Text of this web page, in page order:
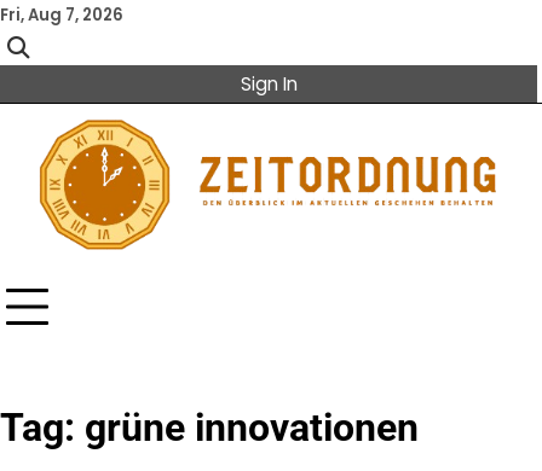
Skip
to
content
Fri, Aug 7, 2026
Sign In
Tag: grüne innovationen